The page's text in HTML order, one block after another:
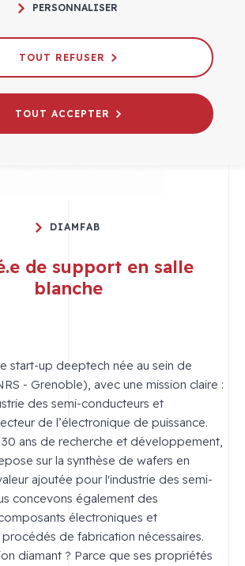
DIAMFAB
de support en salle
blanche
start-up deeptech née au sein de
- Grenoble), avec une mission claire :
des semi-conducteurs et
de l’électronique de puissance.
ans de recherche et développement,
sur la synthèse de wafers en
ajoutée pour l'industrie des semi-
concevons également des
électroniques et
de fabrication nécessaires.
diamant ? Parce que ses propriétés
PERSONNALISER
TOUT REFUSER
TOUT ACCEPTER